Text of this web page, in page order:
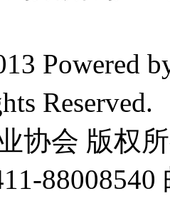
Powered
Reserved.
协会 版权
88008540